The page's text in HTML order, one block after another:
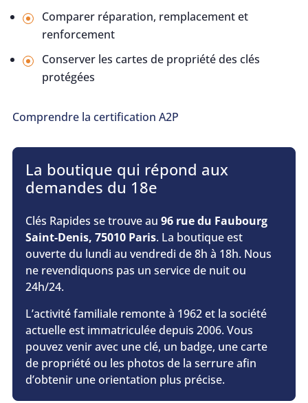
Comparer réparation, remplacement et
renforcement
Conserver les cartes de propriété des clés
protégées
Comprendre la certification A2P
La boutique qui répond aux
demandes du 18e
Clés Rapides se trouve au 96 rue du Faubourg
Saint-Denis, 75010 Paris. La boutique est
ouverte du lundi au vendredi de 8h à 18h. Nous
ne revendiquons pas un service de nuit ou
24h/24.
L’activité familiale remonte à 1962 et la société
actuelle est immatriculée depuis 2006. Vous
pouvez venir avec une clé, un badge, une carte
de propriété ou les photos de la serrure afin
d’obtenir une orientation plus précise.